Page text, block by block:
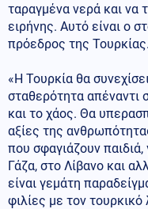
ταραγμένα νερά και να
ειρήνης. Αυτό είναι ο
πρόεδρος της Τουρκίας.
«Η Τουρκία θα
σταθερότητα απέναντι
και το χάος. Θα
αξίες της
που σφαγιάζουν
Γάζα, στο Λίβανο και
είναι γεμάτη
φιλίες με τον